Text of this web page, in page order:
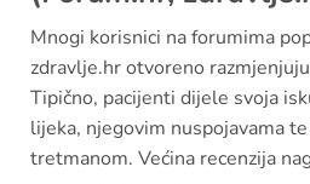
Mnogi korisnici na forumima
zdravlje.hr otvoreno
Tipično, pacijenti dijele svoja
lijeka, njegovim nuspojavama
tretmanom. Većina recenzija